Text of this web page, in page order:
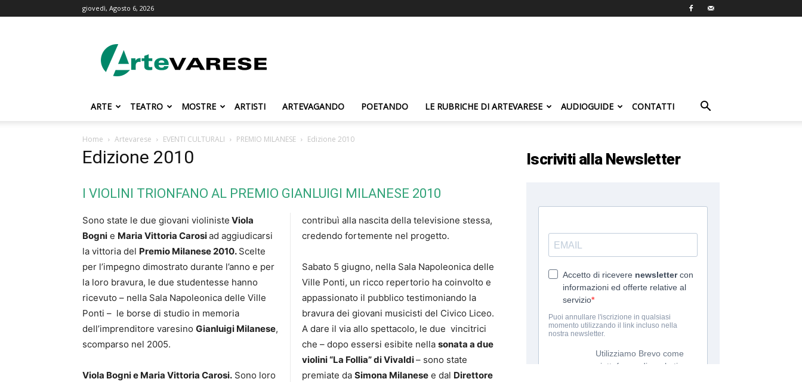
giovedì, Agosto 6, 2026
ARTE TEATRO MOSTRE ARTISTI ARTEVAGANDO POETANDO LE RUBRICHE DI ARTEVARESE AUDIOGUIDE CONTATTI
Home Artevarese EVENTI CULTURALI PREMIO MILANESE Edizione 2010
Edizione 2010
I VIOLINI TRIONFANO AL PREMIO GIANLUIGI MILANESE 2010
Sono state le due giovani violiniste Viola
Bogni e Maria Vittoria Carosiad aggiudicarsi
la vittoria del Premio Milanese 2010. Scelte
per l’impegno dimostrato durante l’anno e per
la loro bravura, le due studentesse hanno
ricevuto – nella Sala Napoleonica delle Ville
Ponti – le borse di studio in memoria
dell’imprenditore varesino Gianluigi Milanese,
scomparso nel 2005.
Viola Bogni e Maria Vittoria Carosi. Sono loro
contribuì alla nascita della televisione stessa,
credendo fortemente nel progetto.
Sabato 5 giugno, nella Sala Napoleonica delle
Ville Ponti, un ricco repertorio ha coinvolto e
appassionato il pubblico testimoniando la
bravura dei giovani musicisti del Civico Liceo.
A dare il via allo spettacolo, le due vincitrici
che – dopo essersi esibite nella sonata a due
violini “La Follia” di Vivaldi– sono state
premiate da Simona Milanese e dal Direttore
Iscriviti alla Newsletter